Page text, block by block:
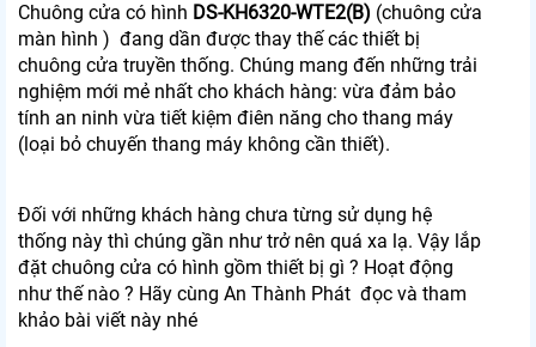
Chuông cửa có hình DS-KH6320-WTE2(B) (chuông cửa
màn hình ) đang dần được thay thế các thiết bị
chuông cửa truyền thống. Chúng mang đến những trải
nghiệm mới mẻ nhất cho khách hàng: vừa đảm bảo
tính an ninh vừa tiết kiệm điên năng cho thang máy
(loại bỏ chuyến thang máy không cần thiết).
Đối với những khách hàng chưa từng sử dụng hệ
thống này thì chúng gần như trở nên quá xa lạ. Vậy lắp
đặt chuông cửa có hình gồm thiết bị gì ? Hoạt động
như thế nào ? Hãy cùng An Thành Phát đọc và tham
khảo bài viết này nhé